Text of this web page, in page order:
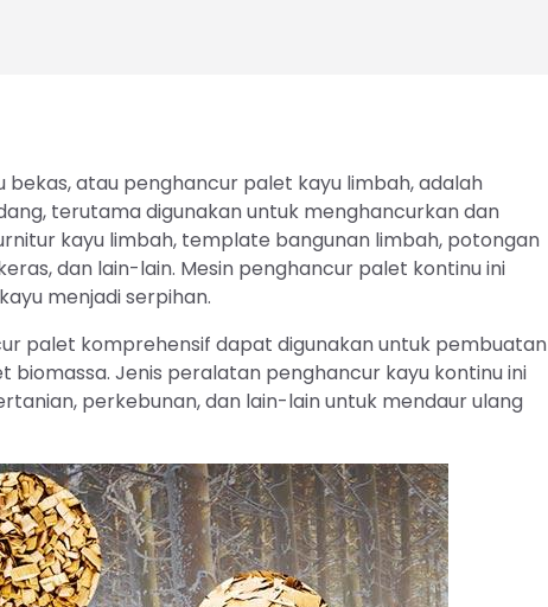
atau penghancur palet kayu limbah, adalah
terutama digunakan untuk menghancurkan dan
kayu limbah, template bangunan limbah, potongan
dan lain-lain. Mesin penghancur palet kontinu ini
menjadi serpihan.
palet komprehensif dapat digunakan untuk pembuatan
Jenis peralatan penghancur kayu kontinu ini
perkebunan, dan lain-lain untuk mendaur ulang